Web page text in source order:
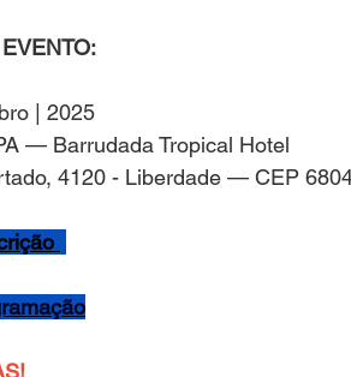
| 2025
— Barrudada Tropical Hotel
4120 - Liberdade — CEP